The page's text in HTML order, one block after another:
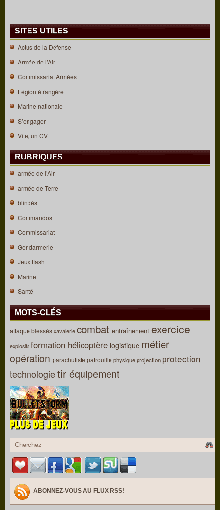
SITES UTILES
Actus de la Défense
Armée de l’Air
Commissariat Armées
Légion étrangère
Marine nationale
S’engager
Vite, un CV
RUBRIQUES
armée de l’Air
armée de Terre
blindés
Commandos
Commissariat
Gendarmerie
Jeux flash
Marine
Santé
MOTS-CLÉS
attaqueblesséscavaleriecombat entraînement exercice
explosifs formation hélicoptère logistique métier
opération parachutiste patrouille physiqueprojection protection
technologietir équipement
ABONNEZ-VOUS AU FLUX RSS!